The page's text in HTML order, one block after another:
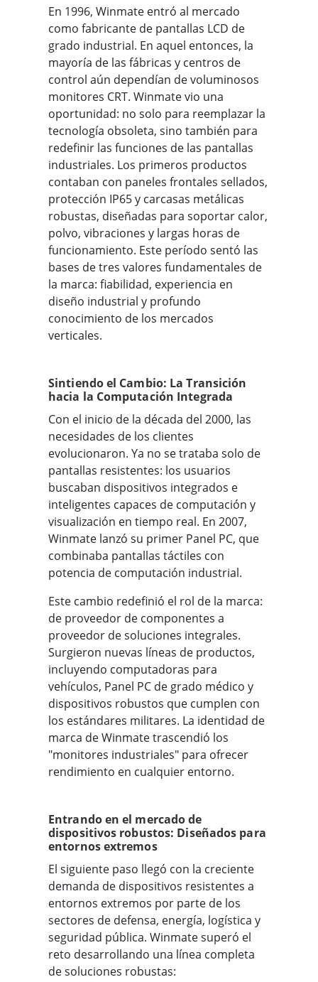
En 1996, Winmate entró al mercado
como fabricante de pantallas LCD de
grado industrial. En aquel entonces, la
mayoría de las fábricas y centros de
control aún dependían de voluminosos
monitores CRT. Winmate vio una
oportunidad: no solo para reemplazar la
tecnología obsoleta, sino también para
redefinir las funciones de las pantallas
industriales. Los primeros productos
contaban con paneles frontales sellados,
protección IP65 y carcasas metálicas
robustas, diseñadas para soportar calor,
polvo, vibraciones y largas horas de
funcionamiento. Este período sentó las
bases de tres valores fundamentales de
la marca: fiabilidad, experiencia en
diseño industrial y profundo
conocimiento de los mercados
verticales.
Sintiendo el Cambio: La Transición
hacia la Computación Integrada
Con el inicio de la década del 2000, las
necesidades de los clientes
evolucionaron. Ya no se trataba solo de
pantallas resistentes: los usuarios
buscaban dispositivos integrados e
inteligentes capaces de computación y
visualización en tiempo real. En 2007,
Winmate lanzó su primer Panel PC, que
combinaba pantallas táctiles con
potencia de computación industrial.
Este cambio redefinió el rol de la marca:
de proveedor de componentes a
proveedor de soluciones integrales.
Surgieron nuevas líneas de productos,
incluyendo computadoras para
vehículos, Panel PC de grado médico y
dispositivos robustos que cumplen con
los estándares militares. La identidad de
marca de Winmate trascendió los
"monitores industriales" para ofrecer
rendimiento en cualquier entorno.
Entrando en el mercado de
dispositivos robustos: Diseñados para
entornos extremos
El siguiente paso llegó con la creciente
demanda de dispositivos resistentes a
entornos extremos por parte de los
sectores de defensa, energía, logística y
seguridad pública. Winmate superó el
reto desarrollando una línea completa
de soluciones robustas: